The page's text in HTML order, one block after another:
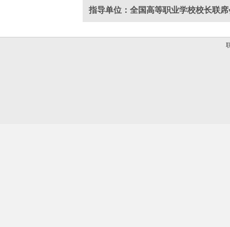
指导单位：全国高等职业学校校长联